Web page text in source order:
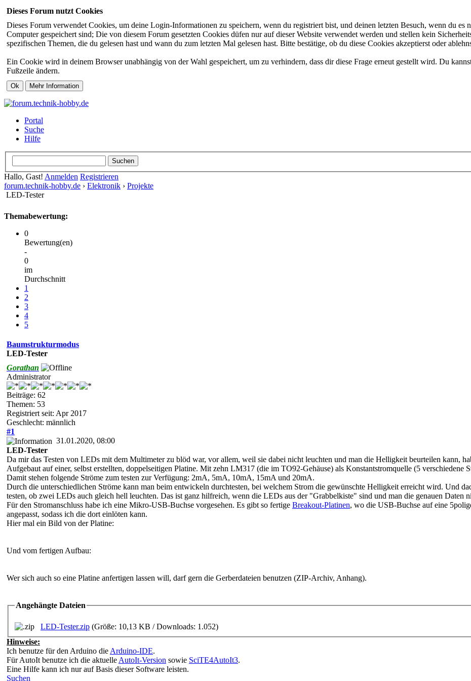
Dieses Forum nutzt Cookies
Dieses Forum verwendet Cookies, um deine Login-Informationen zu speichern, wenn du registriert bist, und deinen letzten Besuch, wenn du
Computer gespeichert sind; Die von diesem Forum gesetzten Cookies düfen nur auf dieser Website verwendet werden und stellen kein
spezifischen Themen, die du gelesen hast und wann du zum letzten Mal gelesen hast. Bitte bestätige, ob du diese Cookies akzeptierst oder
Ein Cookie wird in deinem Browser unabhängig von der Wahl gespeichert, um zu verhindern, dass dir diese Frage erneut gestellt wird. Du
Fußzeile ändern.
Portal
Suche
Hilfe
Hallo, Gast! Anmelden Registrieren
forum.technik-hobby.de › Elektronik › Projekte
LED-Tester
Themabewertung:
0
Bewertung(en)
-
0
im
Durchschnitt
1
2
3
4
5
Baumstrukturmodus
LED-Tester
Gorathan
Administrator
Beiträge: 62
Themen: 53
Registriert seit: Apr 2017
Geschlecht: männlich
#1
31.01.2020, 08:00
LED-Tester
Da mir das Testen von LEDs mit dem Multimeter zu blöd war, vor allem, weil sie dabei nicht leuchten und man die Helligkeit beurteilen kann,
Aufgebaut auf einer, selbst erstellten, doppelseitigen Platine. Mit zehn LM317 (die im TO92-Gehäuse) als Konstantstromquelle (5 verschiedene
Damit stehen folgende Ströme zum testen zur Verfügung: 2mA, 5mA, 10mA, 15mA und 20mA.
Durch die unterschiedlichen Ströme kann man beim entwickeln durchtesten, bei welchem Strom die gewünschte Helligkeit erreicht wird. Und
testen, ob zwei LEDs auch gleich hell leuchten. Das ist ganz hilfreich, wenn die LEDs aus der "Grabbelkiste" sind und man die genauen Daten
Für den Stromanschluss habe ich eine Mikro-USB-Buchse vorgesehen. Es gibt so fertige Breakout-Platinen, wo die USB-Buchse auf eine
angepasst, sodass ich die dort einlöten kann.
Hier mal ein Bild von der Platine:
Und vom fertigen Aufbau:
Wer sich auch so eine Platine anfertigen lassen will, darf gern die Gerberdateien benutzen (ZIP-Archiv, Anhang).
Angehängte Dateien
LED-Tester.zip (Größe: 10,13 KB / Downloads: 1.052)
Hinweise:
Ich benutze für den Arduino die Arduino-IDE.
Für AutoIt benutze ich die aktuelle AutoIt-Version sowie SciTE4AutoIt3.
Eine Hilfe kann ich nur auf Basis dieser Software leisten.
Suchen